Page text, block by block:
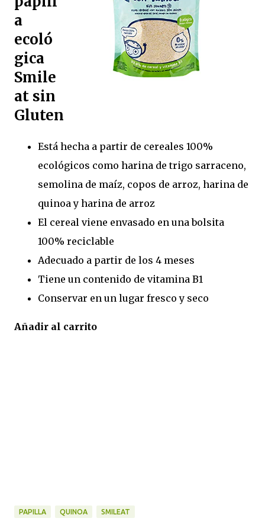
a
ecoló
gica
Smile
at sin
Gluten
Está hecha a partir de cereales 100%
ecológicos como harina de trigo sarraceno,
semolina de maíz, copos de arroz, harina de
quinoa y harina de arroz
El cereal viene envasado en una bolsita
100% reciclable
Adecuado a partir de los 4 meses
Tiene un contenido de vitamina B1
Conservar en un lugar fresco y seco
Añadir al carrito
PAPILLA QUINOA SMILEAT